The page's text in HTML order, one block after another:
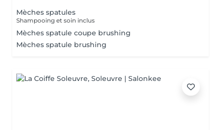
Mèches spatules
Shampooing et soin inclus
Mèches spatule coupe brushing
Mèches spatule brushing